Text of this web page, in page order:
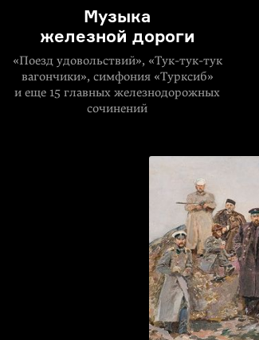
Музыка
железной дороги
«Поезд удовольствий», «Тук-тук-тук
вагончики», симфония «Турксиб»
и еще 15 главных железнодорожных
сочинений